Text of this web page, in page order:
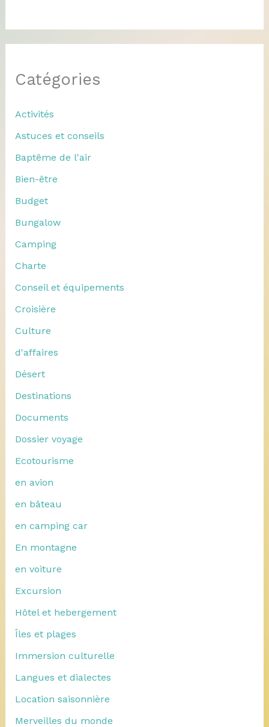
Catégories
Activités
Astuces et conseils
Baptême de l'air
Bien-être
Budget
Bungalow
Camping
Charte
Conseil et équipements
Croisière
Culture
d'affaires
Désert
Destinations
Documents
Dossier voyage
Ecotourisme
en avion
en bâteau
en camping car
En montagne
en voiture
Excursion
Hôtel et hebergement
Îles et plages
Immersion culturelle
Langues et dialectes
Location saisonnière
Merveilles du monde